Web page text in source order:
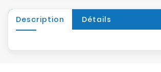
Description Détails